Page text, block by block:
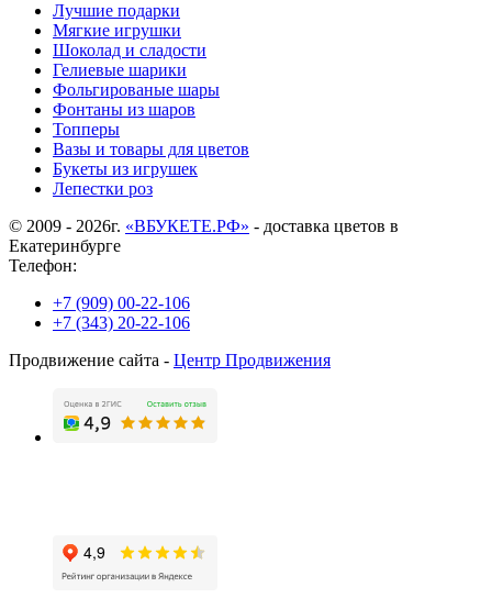
Лучшие подарки
Мягкие игрушки
Шоколад и сладости
Гелиевые шарики
Фольгированые шары
Фонтаны из шаров
Топперы
Вазы и товары для цветов
Букеты из игрушек
Лепестки роз
© 2009 - 2026г. «ВБУКЕТЕ.РФ» - доставка цветов в
Екатеринбурге
Телефон:
+7 (909) 00-22-106
+7 (343) 20-22-106
Продвижение сайта - Центр Продвижения